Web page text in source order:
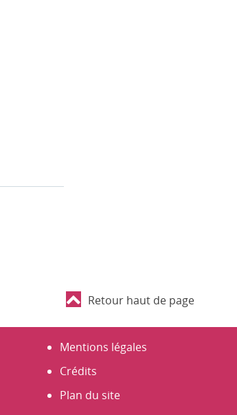
Retour haut de page
Mentions légales
Crédits
Plan du site